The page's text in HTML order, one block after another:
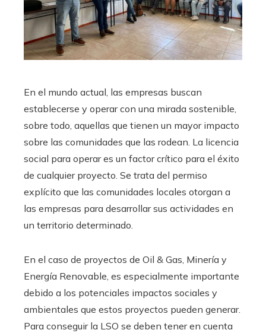
En el mundo actual, las empresas buscan
establecerse y operar con una mirada sostenible,
sobre todo, aquellas que tienen un mayor impacto
sobre las comunidades que las rodean. La licencia
social para operar es un factor crítico para el éxito
de cualquier proyecto. Se trata del permiso
explícito que las comunidades locales otorgan a
las empresas para desarrollar sus actividades en
un territorio determinado.
En el caso de proyectos de Oil & Gas, Minería y
Energía Renovable, es especialmente importante
debido a los potenciales impactos sociales y
ambientales que estos proyectos pueden generar.
Para conseguir la LSO se deben tener en cuenta